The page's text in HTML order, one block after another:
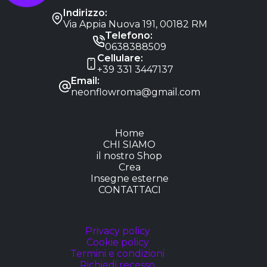
Indirizzo:
Via Appia Nuova 191, 00182 RM
Telefono:
0638388509
Cellulare:
+39 331 3447137
Email:
neonflowroma@gmail.com
Home
CHI SIAMO
il nostro Shop
Crea
Insegne esterne
CONTATTACI
Privacy policy
Cookie policy
Termini e condizioni